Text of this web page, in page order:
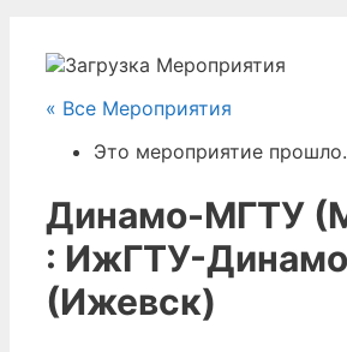
« Все Мероприятия
Это мероприятие прошло.
Динамо-МГТУ
: ИжГТУ-Динамо
(Ижевск)